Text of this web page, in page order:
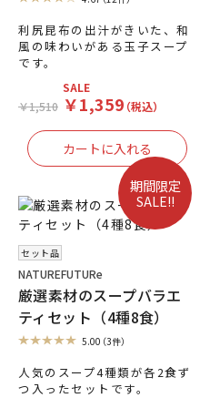
利尻昆布の出汁がきいた、和
風の味わいがある玉子スープ
です。
￥1,510
SALE
￥1,359（税込）
期間限定
SALE!!
セット品
NATUREFUTURe
厳選素材のスープバラエ
ティセット（4種8食）
5.00（3件）
人気のスープ4種類が各2食ず
つ入ったセットです。